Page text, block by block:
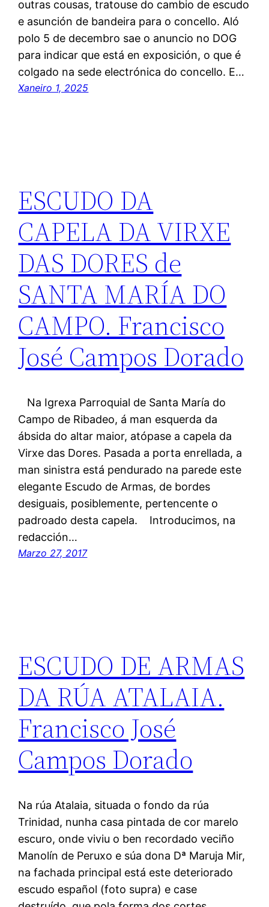
outras cousas, tratouse do cambio de escudo
e asunción de bandeira para o concello. Aló
polo 5 de decembro sae o anuncio no DOG
para indicar que está en exposición, o que é
colgado na sede electrónica do concello. E…
Xaneiro 1, 2025
ESCUDO DA
CAPELA DA VIRXE
DAS DORES de
SANTA MARÍA DO
CAMPO. Francisco
José Campos Dorado
Na Igrexa Parroquial de Santa María do
Campo de Ribadeo, á man esquerda da
ábsida do altar maior, atópase a capela da
Virxe das Dores. Pasada a porta enrellada, a
man sinistra está pendurado na parede este
elegante Escudo de Armas, de bordes
desiguais, posiblemente, pertencente o
padroado desta capela. Introducimos, na
redacción…
Marzo 27, 2017
ESCUDO DE ARMAS
DA RÚA ATALAIA.
Francisco José
Campos Dorado
Na rúa Atalaia, situada o fondo da rúa
Trinidad, nunha casa pintada de cor marelo
escuro, onde viviu o ben recordado veciño
Manolín de Peruxo e súa dona Dª Maruja Mir,
na fachada principal está este deteriorado
escudo español (foto supra) e case